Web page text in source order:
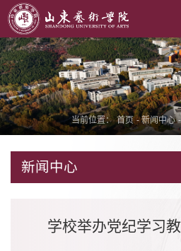
当前位置： 首页 - 新闻中心 -
新闻中心
学校举办党纪学习